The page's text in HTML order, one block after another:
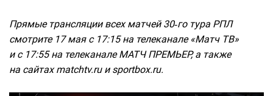
Прямые трансляции всех матчей 30‑го тура РПЛ
смотрите 17 мая с 17:15 на телеканале «Матч ТВ»
и с 17:55 на телеканале МАТЧ ПРЕМЬЕР, а также
на сайтах matchtv.ru и sportbox.ru.